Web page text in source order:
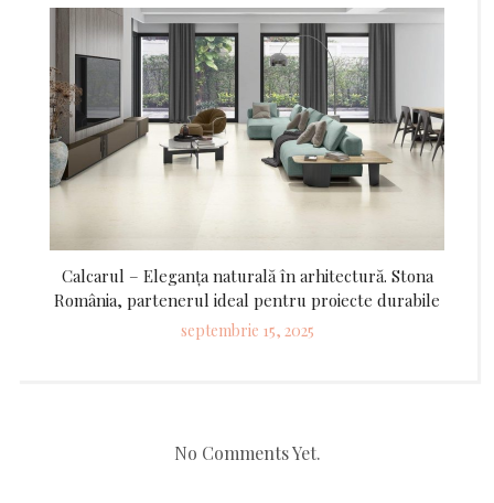
on
Calcarul – Eleganța naturală în arhitectură. Stona
România, partenerul ideal pentru proiecte durabile
Posted
septembrie 15, 2025
No Comments Yet.